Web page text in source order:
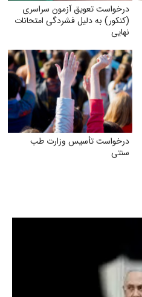
درخواست تعویق آزمون سراسری
(کنکور) به دلیل فشردگی امتحانات
نهایی
درخواست تأسیس وزارت طب
سنتی